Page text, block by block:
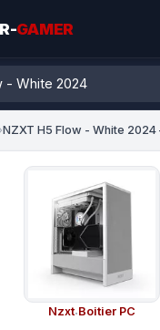
GAMER
›NZXT H5 Flow - White
Nzxt·Boitier PC